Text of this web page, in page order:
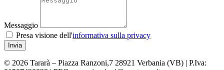
Messaggio
Presa visione dell'informativa sulla privacy
Invia
© 2026 Tararà – Piazza Ranzoni,7 28921 Verbania (VB) | P.Iva: